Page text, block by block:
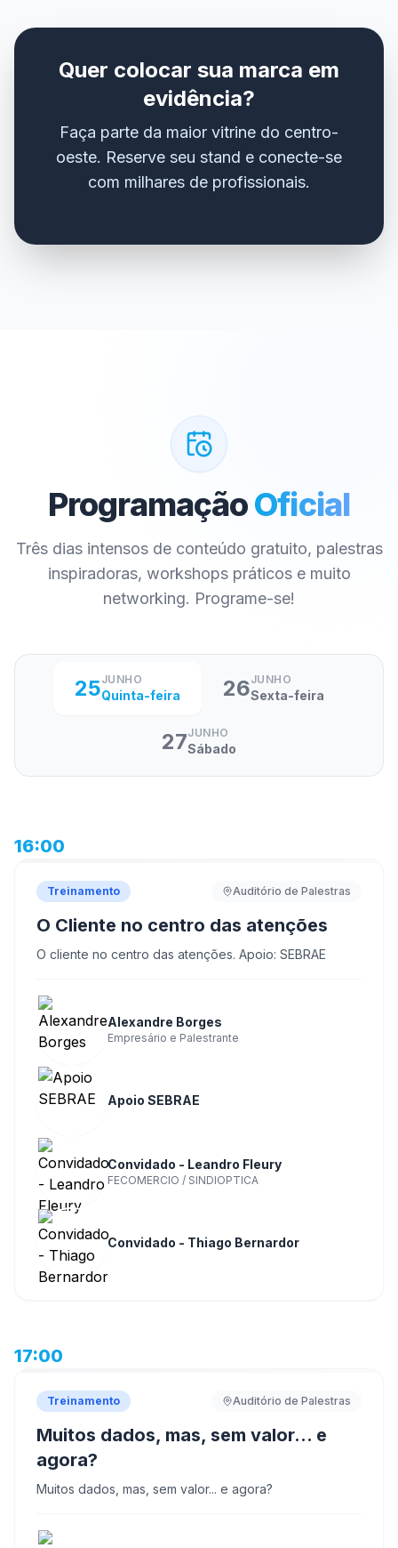
Quer colocar sua marca em
evidência?
Faça parte da maior vitrine do centro-
oeste. Reserve seu stand e conecte-se
com milhares de profissionais.
ProgramaçãoOficial
Três dias intensos de conteúdo gratuito, palestras
inspiradoras, workshops práticos e muito
networking. Programe-se!
25JUNHO
Quinta-feira 26JUNHO
Sexta-feira
27JUNHO
Sábado
16:00
Treinamento Auditório de Palestras
O Cliente no centro das atenções
O cliente no centro das atenções. Apoio: SEBRAE
Alexandre Borges
Empresário e Palestrante
Apoio SEBRAE
Convidado - Leandro Fleury
FECOMERCIO / SINDIOPTICA
Convidado - Thiago Bernardor
17:00
Treinamento Auditório de Palestras
Muitos dados, mas, sem valor... e
agora?
Muitos dados, mas, sem valor... e agora?